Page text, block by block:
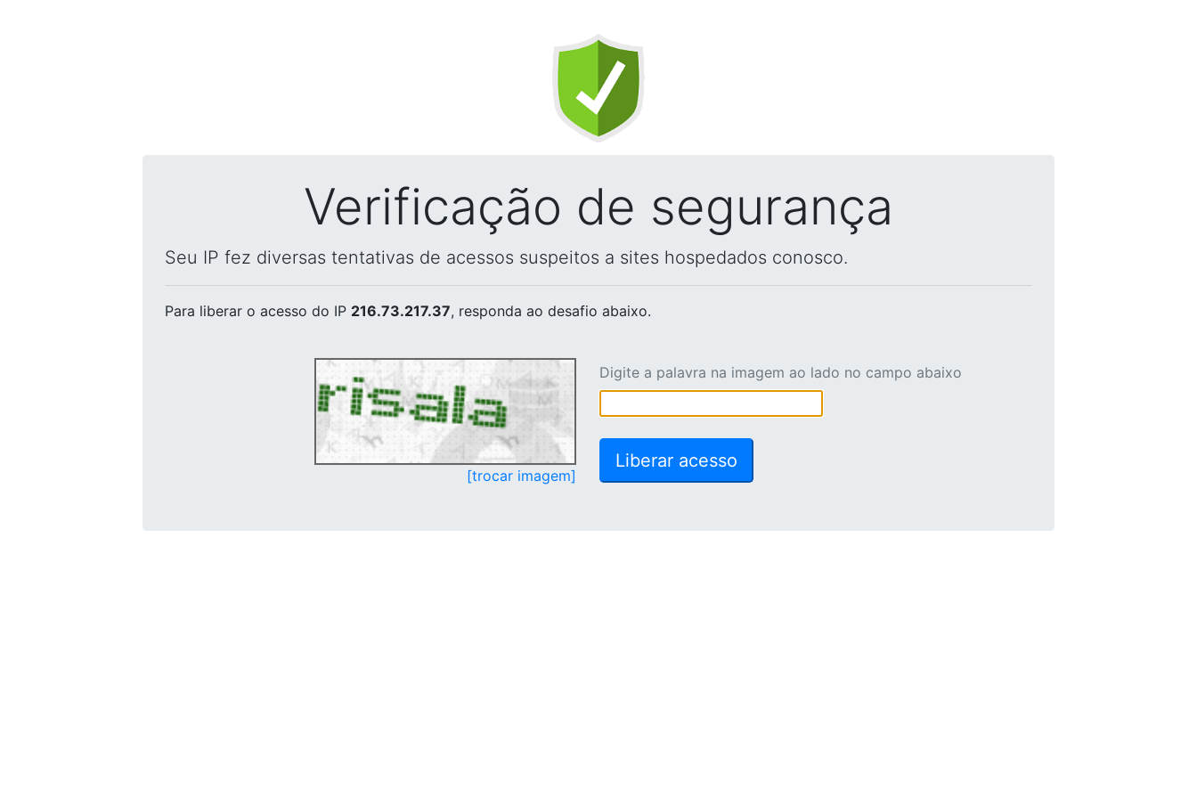
Verificação de segurança
Seu IP fez diversas tentativas de acessos suspeitos a sites hospedados conosco.
Para liberar o acesso do IP 216.73.217.37, responda ao desafio abaixo.
[trocar imagem]
Digite a palavra na imagem ao lado no campo abaixo